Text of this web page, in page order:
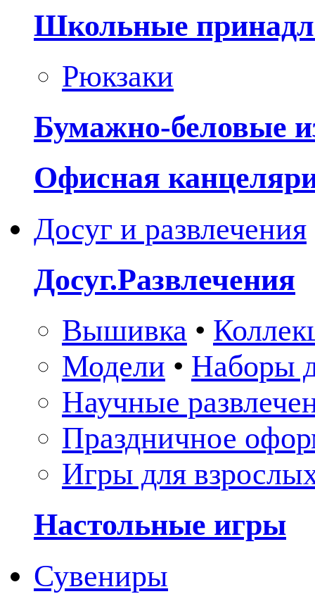
Школьные
Рюкзаки
Бумажно-беловые
Офисная
Досуг и развлечения
Досуг.Развлечения
Вышивка •
Модели • Наборы
Научные
Праздничное
Игры для
Настольные игры
Сувениры